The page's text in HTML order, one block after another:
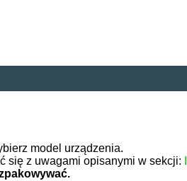
model urządzenia.
się z uwagami opisanymi w sekcji: